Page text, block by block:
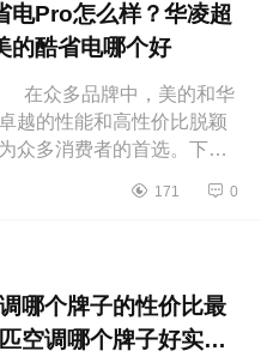
电Pro怎么样？华凌超
的酷省电哪个好
众多品牌中，美的和华
越的性能和高性价比脱颖
众多消费者的首选。下面
省电和美的酷省电哪个
171 0
哪个牌子的性价比最
空调哪个牌子好实惠